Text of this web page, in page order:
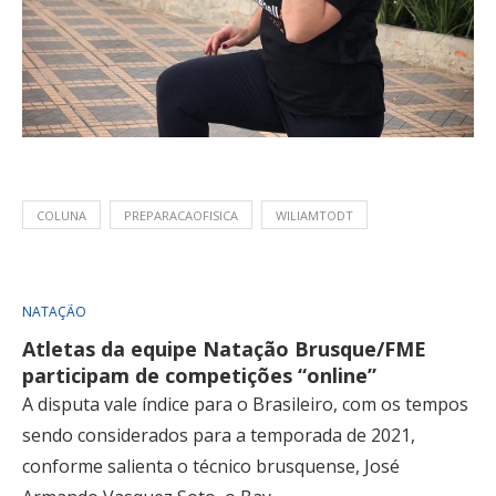
COLUNA PREPARACAOFISICA WILIAMTODT
NATAÇÃO
Atletas da equipe Natação Brusque/FME
participam de competições “online”
A disputa vale índice para o Brasileiro, com os tempos
sendo considerados para a temporada de 2021,
conforme salienta o técnico brusquense, José